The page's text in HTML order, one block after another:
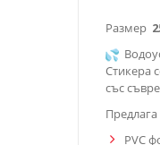
Размер
Стикера
със
Предлага
PVC